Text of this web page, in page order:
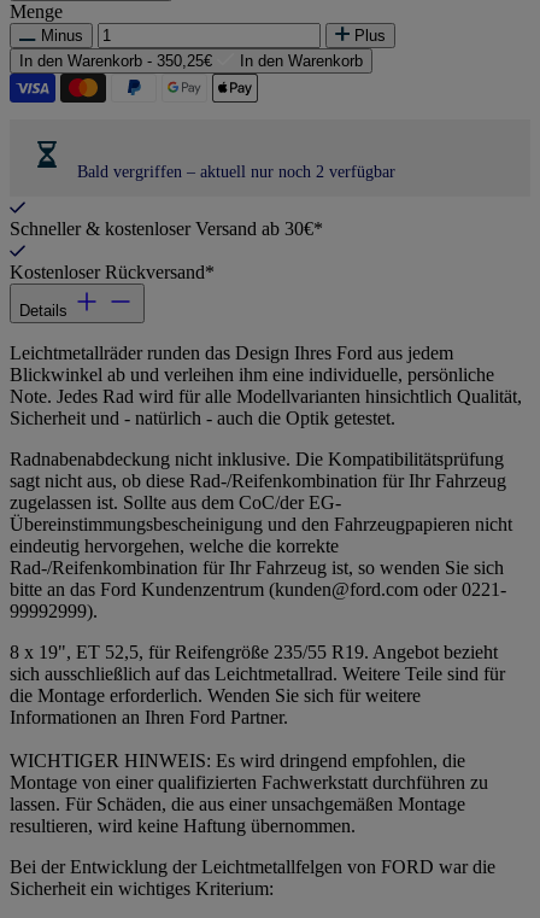
Menge
Minus
Plus
In den Warenkorb - 350,25€ In den Warenkorb
Bald vergriffen – aktuell nur noch 2 verfügbar
Schneller & kostenloser Versand ab 30€*
Kostenloser Rückversand*
Details
Leichtmetallräder runden das Design Ihres Ford aus jedem
Blickwinkel ab und verleihen ihm eine individuelle, persönliche
Note. Jedes Rad wird für alle Modellvarianten hinsichtlich Qualität,
Sicherheit und - natürlich - auch die Optik getestet.
Radnabenabdeckung nicht inklusive. Die Kompatibilitätsprüfung
sagt nicht aus, ob diese Rad-/Reifenkombination für Ihr Fahrzeug
zugelassen ist. Sollte aus dem CoC/der EG-
Übereinstimmungsbescheinigung und den Fahrzeugpapieren nicht
eindeutig hervorgehen, welche die korrekte
Rad-/Reifenkombination für Ihr Fahrzeug ist, so wenden Sie sich
bitte an das Ford Kundenzentrum (kunden@ford.com oder 0221-
99992999).
8 x 19", ET 52,5, für Reifengröße 235/55 R19. Angebot bezieht
sich ausschließlich auf das Leichtmetallrad. Weitere Teile sind für
die Montage erforderlich. Wenden Sie sich für weitere
Informationen an Ihren Ford Partner.
WICHTIGER HINWEIS: Es wird dringend empfohlen, die
Montage von einer qualifizierten Fachwerkstatt durchführen zu
lassen. Für Schäden, die aus einer unsachgemäßen Montage
resultieren, wird keine Haftung übernommen.
Bei der Entwicklung der Leichtmetallfelgen von FORD war die
Sicherheit ein wichtiges Kriterium: